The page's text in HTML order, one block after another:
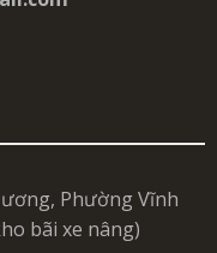
Phường Vĩnh
bãi xe nâng)